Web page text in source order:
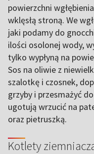
powierzchni
wklęsłą stroną. We
jaki podamy do
ilości osolonej wody,
tylko wypłyną na
Sos na oliwie z
szalotkę i czosnek,
grzyby i przesmażyć
ugotują wrzucić na
oraz pietruszką.
Kotlety